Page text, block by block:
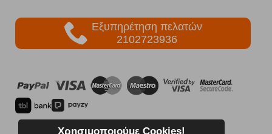
Εξυπηρέτηση πελατών
2102723936
Χρησιμοποιούμε Cookies!